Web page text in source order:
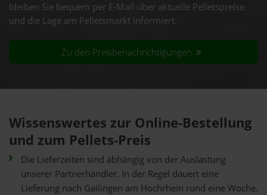
bleiben Sie bequem per E-Mail über aktuelle Pelletspreise
und die Lage am Pelletsmarkt informiert.
Zu den Preisbenachrichtigungen
Wissenswertes zur Online-Bestellung
und zum Pellets-Preis
Die Lieferzeiten sind abhängig von der Auslastung
unserer Partnerhändler. In der Regel dauert eine
Lieferung nach Gailingen am Hochrhein rund eine Woche.